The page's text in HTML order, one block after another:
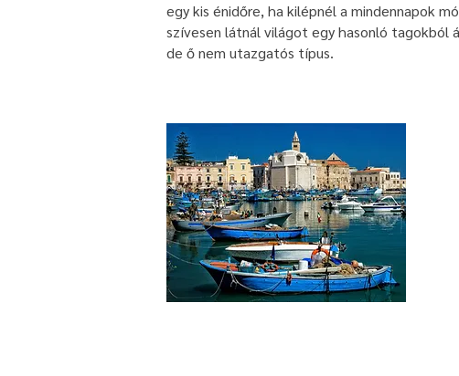
egy kis énidőre, ha kilépnél a mindennapok
szívesen látnál világot egy hasonló tagokból
de ő nem utazgatós típus.